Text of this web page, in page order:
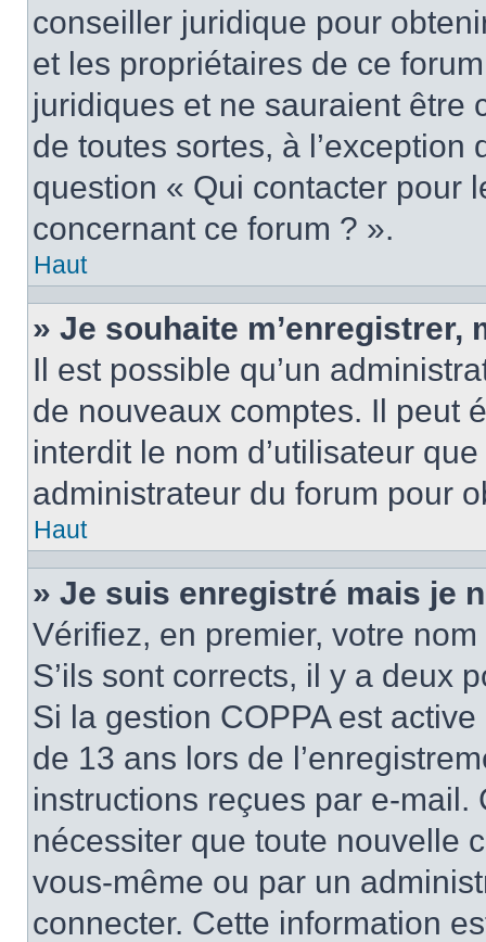
conseiller juridique pour
et les propriétaires de ce
juridiques et ne sauraient être
de toutes sortes, à
question « Qui contacter pour
concernant ce forum ? ».
Haut
» Je souhaite m’enregistrer,
Il est possible qu’un
de nouveaux comptes. Il peut
interdit le nom d’utilisateur
administrateur du forum pour
Haut
» Je suis enregistré mais je
Vérifiez, en premier, votre
S’ils sont corrects, il y a deux
Si la gestion COPPA est
de 13 ans lors de
instructions reçues par e-
nécessiter que toute nouvelle
vous-même ou par un
connecter. Cette information